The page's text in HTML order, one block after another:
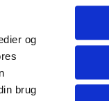
og
brug